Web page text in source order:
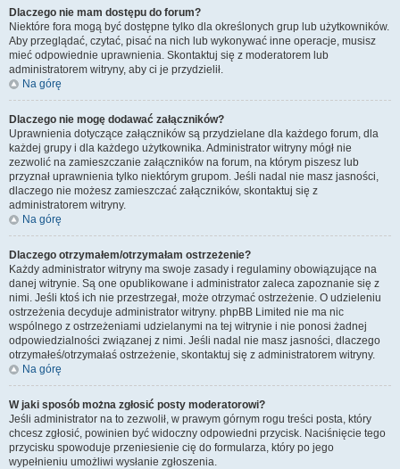
Dlaczego nie mam dostępu do forum?
Niektóre fora mogą być dostępne tylko dla określonych grup lub użytkowników.
Aby przeglądać, czytać, pisać na nich lub wykonywać inne operacje, musisz
mieć odpowiednie uprawnienia. Skontaktuj się z moderatorem lub
administratorem witryny, aby ci je przydzielił.
Na górę
Dlaczego nie mogę dodawać załączników?
Uprawnienia dotyczące załączników są przydzielane dla każdego forum, dla
każdej grupy i dla każdego użytkownika. Administrator witryny mógł nie
zezwolić na zamieszczanie załączników na forum, na którym piszesz lub
przyznał uprawnienia tylko niektórym grupom. Jeśli nadal nie masz jasności,
dlaczego nie możesz zamieszczać załączników, skontaktuj się z
administratorem witryny.
Na górę
Dlaczego otrzymałem/otrzymałam ostrzeżenie?
Każdy administrator witryny ma swoje zasady i regulaminy obowiązujące na
danej witrynie. Są one opublikowane i administrator zaleca zapoznanie się z
nimi. Jeśli ktoś ich nie przestrzegał, może otrzymać ostrzeżenie. O udzieleniu
ostrzeżenia decyduje administrator witryny. phpBB Limited nie ma nic
wspólnego z ostrzeżeniami udzielanymi na tej witrynie i nie ponosi żadnej
odpowiedzialności związanej z nimi. Jeśli nadal nie masz jasności, dlaczego
otrzymałeś/otrzymałaś ostrzeżenie, skontaktuj się z administratorem witryny.
Na górę
W jaki sposób można zgłosić posty moderatorowi?
Jeśli administrator na to zezwolił, w prawym górnym rogu treści posta, który
chcesz zgłosić, powinien być widoczny odpowiedni przycisk. Naciśnięcie tego
przycisku spowoduje przeniesienie cię do formularza, który po jego
wypełnieniu umożliwi wysłanie zgłoszenia.